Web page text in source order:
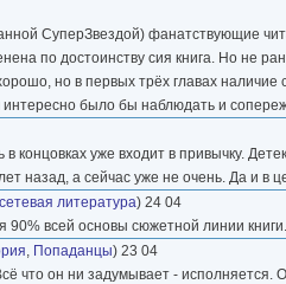
СуперЗвездой) фанатствующие
по достоинству сия книга. Но не
но в первых трёх главах
было бы наблюдать и
концовках уже входит в привычку.
назад, а сейчас уже не очень. Да и в
литература) 24 04
всей основы сюжетной линии
, Попаданцы) 23 04
что он ни задумывает -